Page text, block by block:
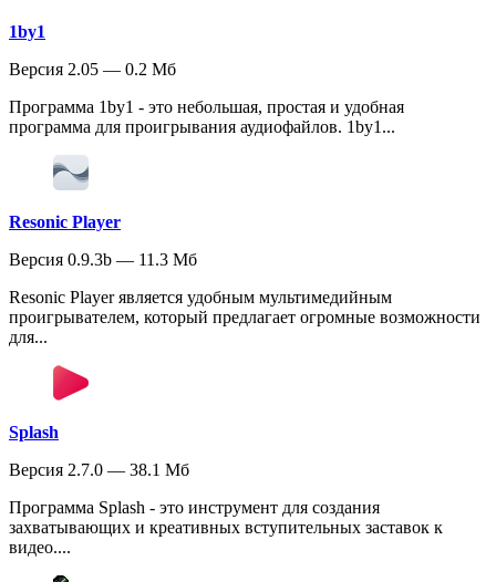
1by1
Версия 2.05 — 0.2 Мб
Программа 1by1 - это небольшая, простая и удобная
программа для проигрывания аудиофайлов. 1by1...
Resonic Player
Версия 0.9.3b — 11.3 Мб
Resonic Player является удобным мультимедийным
проигрывателем, который предлагает огромные возможности
для...
Splash
Версия 2.7.0 — 38.1 Мб
Программа Splash - это инструмент для создания
захватывающих и креативных вступительных заставок к
видео....